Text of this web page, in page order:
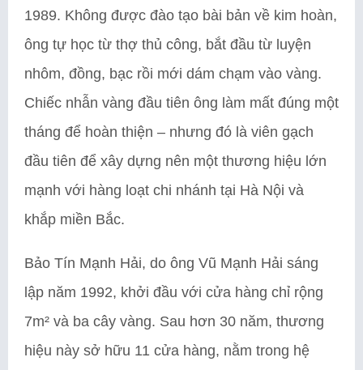
1989. Không được đào tạo bài bản về kim hoàn,
ông tự học từ thợ thủ công, bắt đầu từ luyện
nhôm, đồng, bạc rồi mới dám chạm vào vàng.
Chiếc nhẫn vàng đầu tiên ông làm mất đúng một
tháng để hoàn thiện – nhưng đó là viên gạch
đầu tiên để xây dựng nên một thương hiệu lớn
mạnh với hàng loạt chi nhánh tại Hà Nội và
khắp miền Bắc.
Bảo Tín Mạnh Hải, do ông Vũ Mạnh Hải sáng
lập năm 1992, khởi đầu với cửa hàng chỉ rộng
7m² và ba cây vàng. Sau hơn 30 năm, thương
hiệu này sở hữu 11 cửa hàng, nằm trong hệ